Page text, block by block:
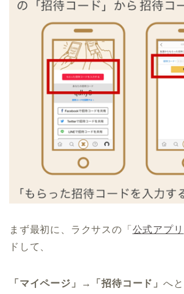
まず最初に、ラクサスの「 公式アプリ
ドして、
「マイページ」→「招待コード」 へ